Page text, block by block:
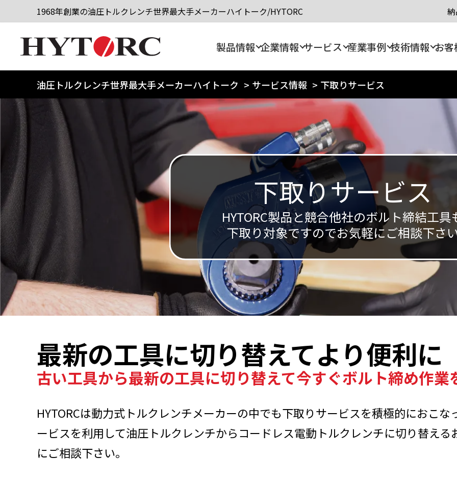
1968年創業の油圧トルクレンチ世界最大手メーカーハイトーク/HYTORC
製品情報 企業情報 サービス 産業事例 技術情報 お客
油圧トルクレンチ世界最大手メーカーハイトーク > サービス情報 > 下取りサービス
下取りサービス
HYTORC製品と競合他社のボルト締結工具
下取り対象ですのでお気軽にご相談下さ
最新の工具に切り替えてより便利に
古い工具から最新の工具に切り替えて今すぐボルト締め作業
HYTORCは動力式トルクレンチメーカーの中でも下取りサービスを積極的におこ
ービスを利用して油圧トルクレンチからコードレス電動トルクレンチに切り替え
にご相談下さい。